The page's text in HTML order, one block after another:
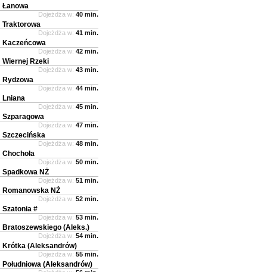
Łanowa
Dojeżdża w: 40 min.
Traktorowa
Dojeżdża w: 41 min.
Kaczeńcowa
Dojeżdża w: 42 min.
Wiernej Rzeki
Dojeżdża w: 43 min.
Rydzowa
Dojeżdża w: 44 min.
Lniana
Dojeżdża w: 45 min.
Szparagowa
Dojeżdża w: 47 min.
Szczecińska
Dojeżdża w: 48 min.
Chochoła
Dojeżdża w: 50 min.
Spadkowa NŻ
Dojeżdża w: 51 min.
Romanowska NŻ
Dojeżdża w: 52 min.
Szatonia #
Dojeżdża w: 53 min.
Bratoszewskiego (Aleks.)
Dojeżdża w: 54 min.
Krótka (Aleksandrów)
Dojeżdża w: 55 min.
Południowa (Aleksandrów)